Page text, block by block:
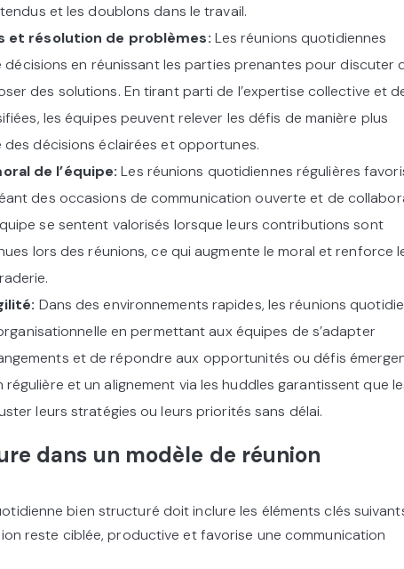
et les doublons dans le travail.
et résolution de problèmes: Les réunions quotidiennes
en réunissant les parties prenantes pour discuter
des solutions. En tirant parti de l’expertise collective et
les équipes peuvent relever les défis de manière plus
décisions éclairées et opportunes.
de l’équipe: Les réunions quotidiennes régulières
des occasions de communication ouverte et de
se sentent valorisés lorsque leurs contributions sont
lors des réunions, ce qui augmente le moral et renforce
Dans des environnements rapides, les réunions
en permettant aux équipes de s’adapter
et de répondre aux opportunités ou défis
régulière et un alignement via les huddles garantissent que
leurs stratégies ou leurs priorités sans délai.
dans un modèle de réunion
bien structuré doit inclure les éléments clés
reste ciblée, productive et favorise une communication